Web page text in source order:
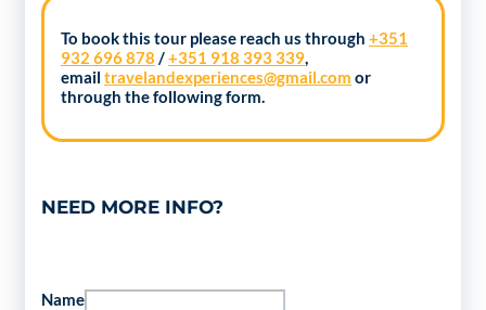
To book this tour please reach us through +351
932 696 878 /+351 918 393 339,
email travelandexperiences@gmail.com or
through the following form.
NEED MORE INFO?
Name